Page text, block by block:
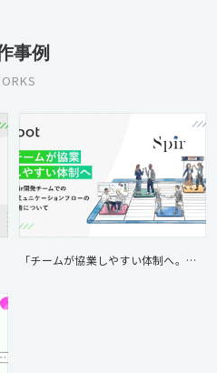
事例
「チームが協業しやすい体制へ。」— Spir開発チームでのコミュニケーションフローの改善について